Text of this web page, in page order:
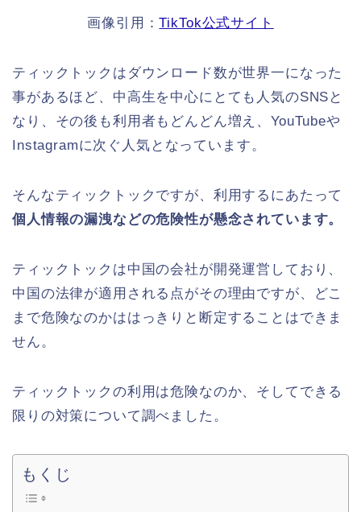
画像引用：TikTok公式サイト
ティックトックはダウンロード数が世界一になった
事があるほど、中高生を中心にとても人気のSNSと
なり、その後も利用者もどんどん増え、YouTubeや
Instagramに次ぐ人気となっています。
そんなティックトックですが、利用するにあたって
個人情報の漏洩などの危険性が懸念されています。
ティックトックは中国の会社が開発運営しており、
中国の法律が適用される点がその理由ですが、どこ
まで危険なのかははっきりと断定することはできま
せん。
ティックトックの利用は危険なのか、そしてできる
限りの対策について調べました。
もくじ